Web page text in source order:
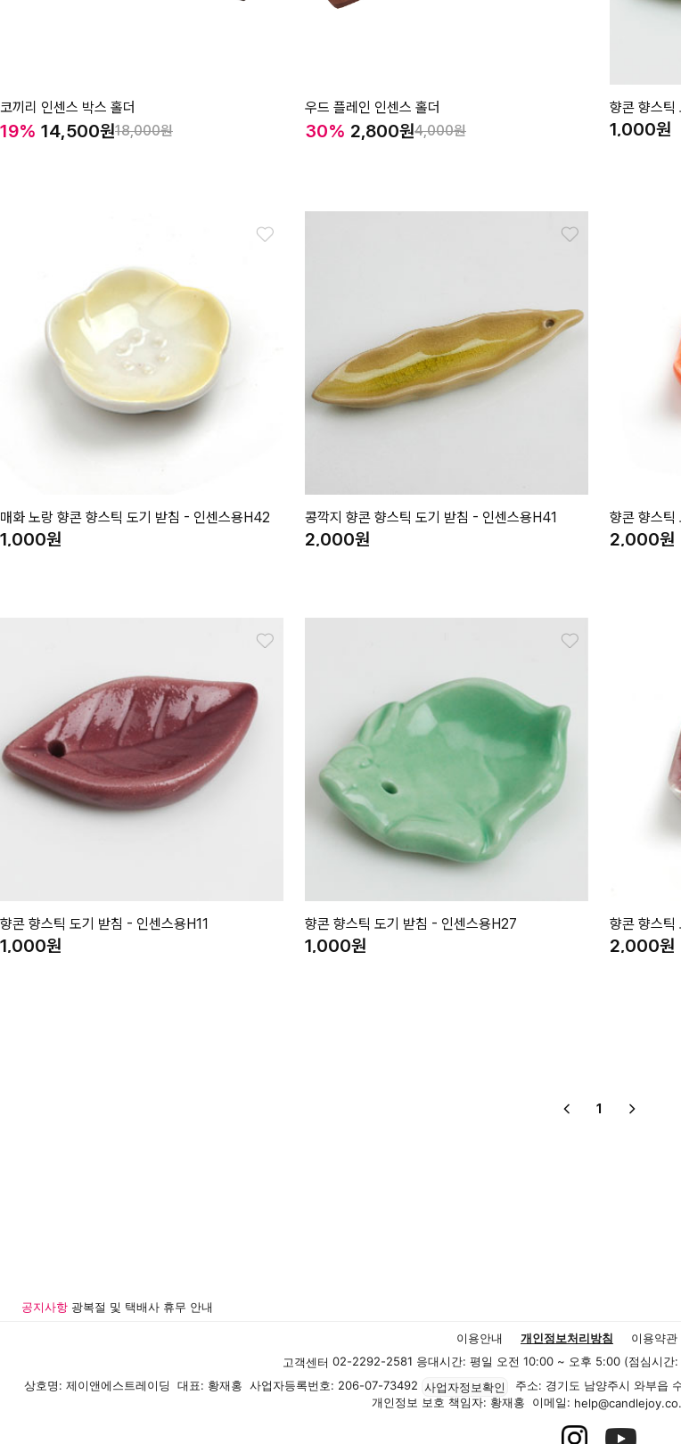
코끼리 인센스 박스 홀더
14,500 18,000
19%
우드 플레인 인센스 홀더
2,800 4,000
30%
향콘 향스틱
1,000
매화 노랑 향콘 향스틱 도기 받침 - 인센스용H42
1,000
콩깍지 향콘 향스틱 도기 받침 - 인센스용H41
2,000
향콘 향스
2,000
향콘 향스틱 도기 받침 - 인센스용H11
1,000
향콘 향스틱 도기 받침 - 인센스용H27
1,000
향콘 향스
2,000
1
공지사항 광복절 및 택배사 휴무 안내
이용안내 개인정보처리방침 이용약관
고객센터 02-2292-2581 응대시간: 평일 오전 10:00 ~ 오후 5:00 (점심시
상호명: 제이앤에스트레이딩
대표: 황재홍 사업자등록번호: 206-07-73492 사업자정보확인 주소: 경기도 남양주시 와부읍
개인정보 보호 책임자: 황재홍
이메일: